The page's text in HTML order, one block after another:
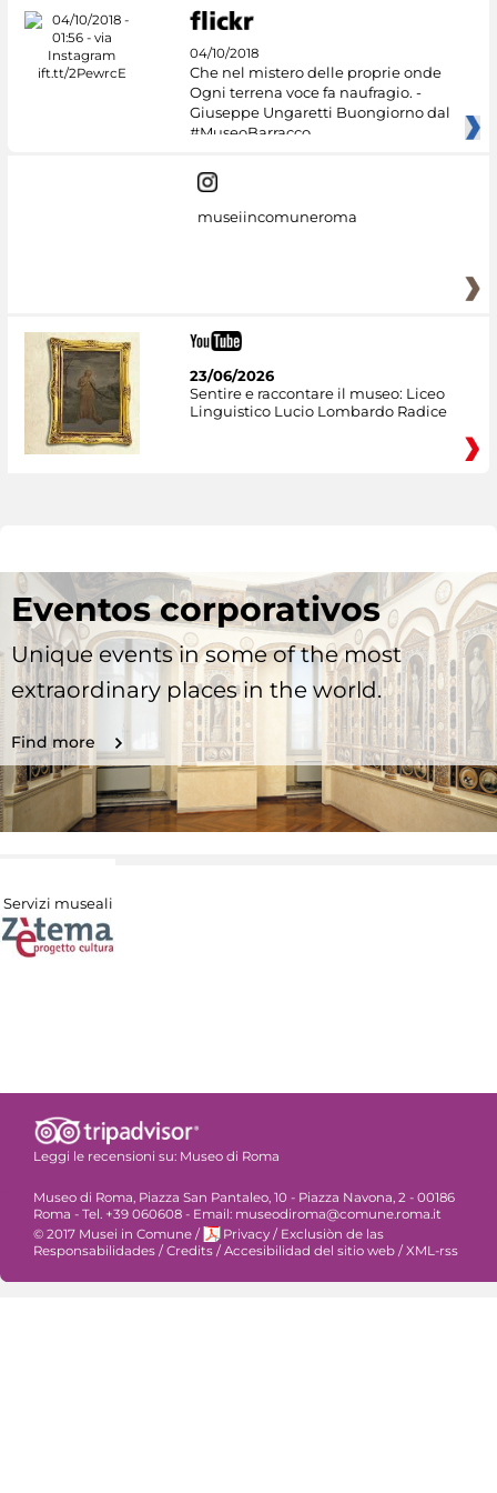
04/10/2018
Che nel mistero delle proprie onde
Ogni terrena voce fa naufragio. -
Giuseppe Ungaretti Buongiorno dal
#MuseoBarracco
museiincomuneroma
23/06/2026
Sentire e raccontare il museo: Liceo
Linguistico Lucio Lombardo Radice
Eventos corporativos
Unique events in some of the most
extraordinary places in the world.
Find more
Servizi museali
Leggi le recensioni su: Museo di Roma
Museo di Roma, Piazza San Pantaleo, 10 - Piazza Navona, 2 - 00186
Roma - Tel. +39 060608 - Email: museodiroma@comune.roma.it
© 2017 Musei in Comune / Privacy / Exclusiòn de las
Responsabilidades /Credits /Accesibilidad del sitio web /XML-rss